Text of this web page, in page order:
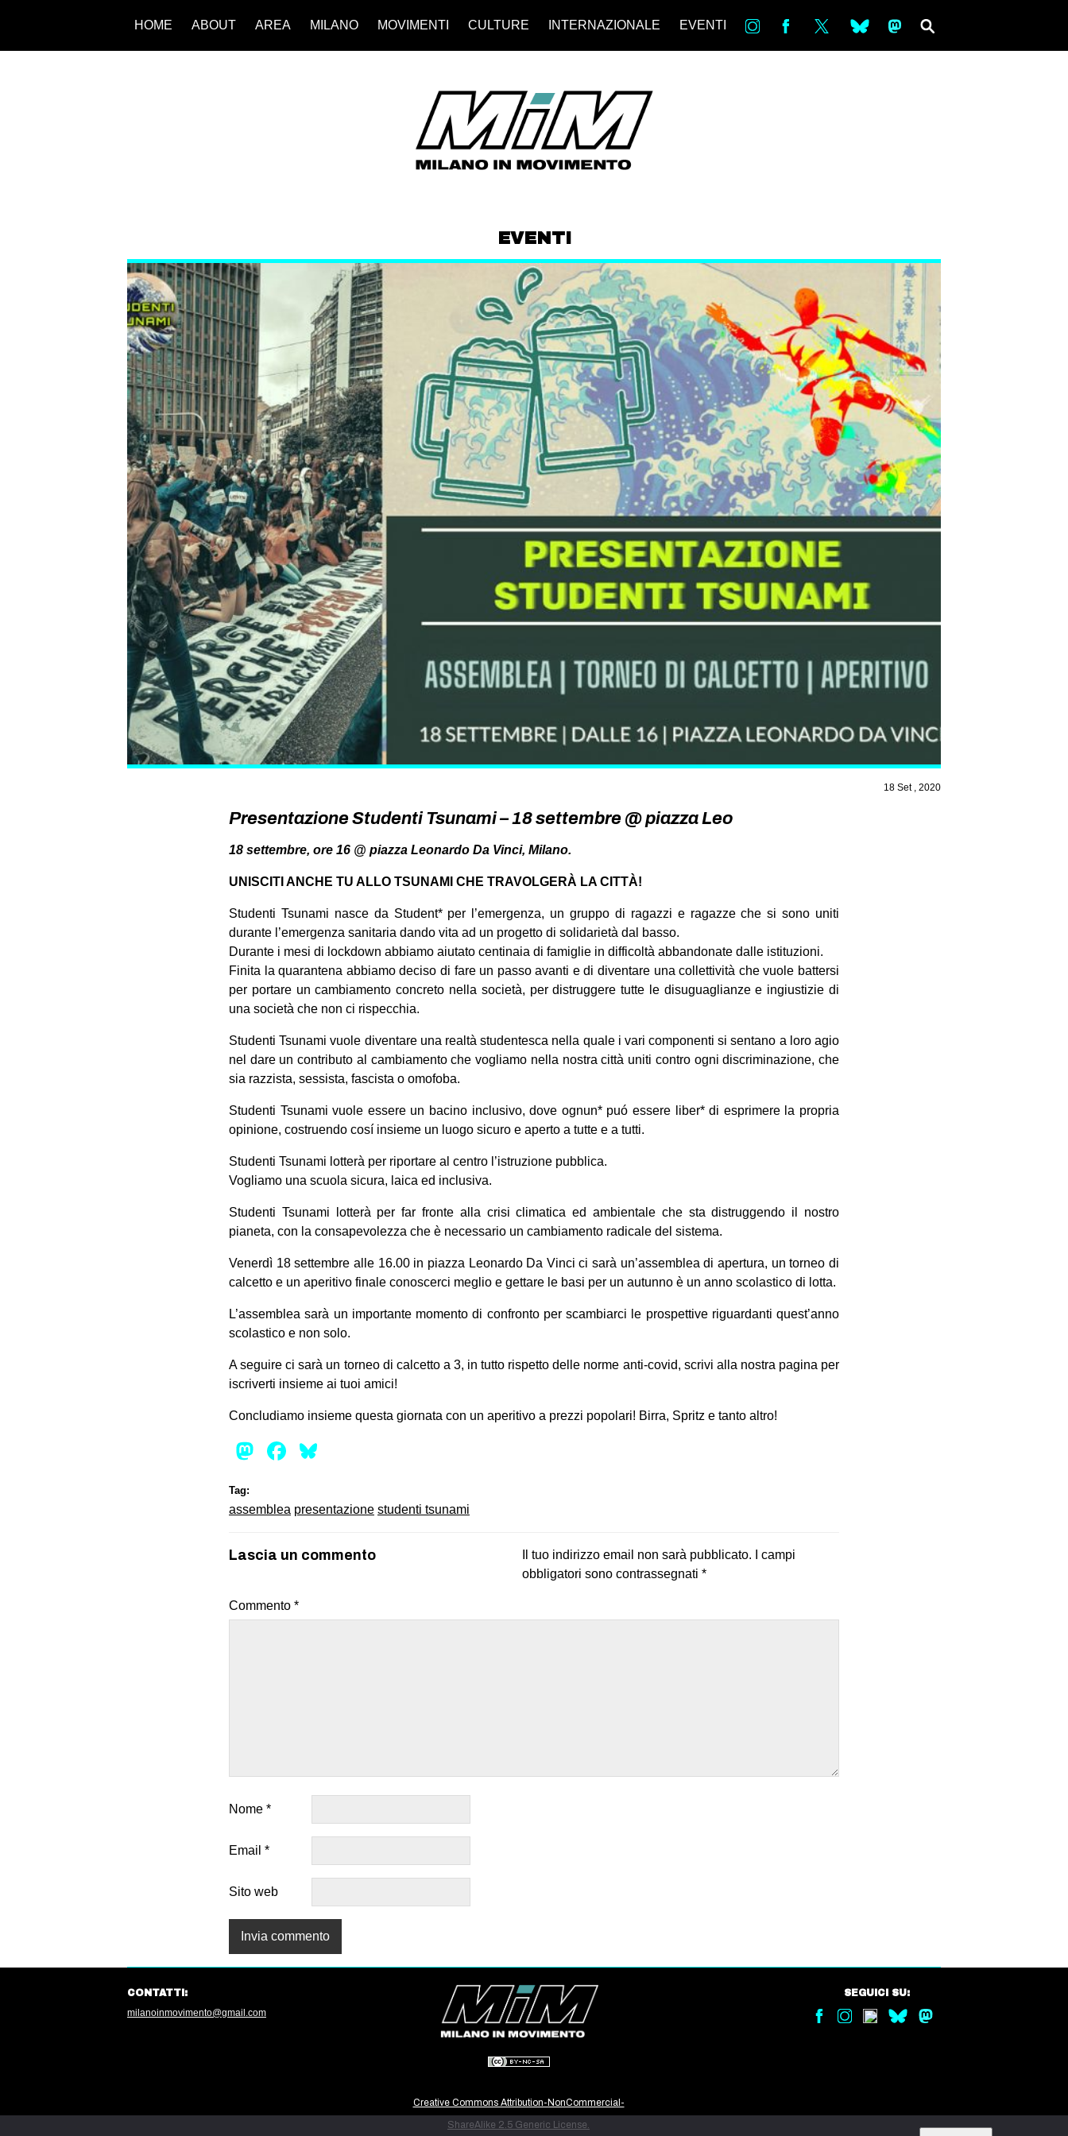
HOME ABOUT AREA MILANO MOVIMENTI CULTURE INTERNAZIONALE EVENTI in bsky ms
EVENTI
18 Set , 2020
Presentazione Studenti Tsunami – 18 settembre @ piazza Leo
18 settembre, ore 16 @ piazza Leonardo Da Vinci, Milano.
UNISCITI ANCHE TU ALLO TSUNAMI CHE TRAVOLGERÀ LA CITTÀ!
Studenti Tsunami nasce da Student* per l’emergenza, un gruppo di ragazzi e ragazze che si sono uniti
durante l’emergenza sanitaria dando vita ad un progetto di solidarietà dal basso.
Durante i mesi di lockdown abbiamo aiutato centinaia di famiglie in difficoltà abbandonate dalle istituzioni.
Finita la quarantena abbiamo deciso di fare un passo avanti e di diventare una collettività che vuole battersi
per portare un cambiamento concreto nella società, per distruggere tutte le disuguaglianze e ingiustizie di
una società che non ci rispecchia.
Studenti Tsunami vuole diventare una realtà studentesca nella quale i vari componenti si sentano a loro agio
nel dare un contributo al cambiamento che vogliamo nella nostra città uniti contro ogni discriminazione, che
sia razzista, sessista, fascista o omofoba.
Studenti Tsunami vuole essere un bacino inclusivo, dove ognun* puó essere liber* di esprimere la propria
opinione, costruendo cosí insieme un luogo sicuro e aperto a tutte e a tutti.
Studenti Tsunami lotterà per riportare al centro l’istruzione pubblica.
Vogliamo una scuola sicura, laica ed inclusiva.
Studenti Tsunami lotterà per far fronte alla crisi climatica ed ambientale che sta distruggendo il nostro
pianeta, con la consapevolezza che è necessario un cambiamento radicale del sistema.
Venerdì 18 settembre alle 16.00 in piazza Leonardo Da Vinci ci sarà un’assemblea di apertura, un torneo di
calcetto e un aperitivo finale conoscerci meglio e gettare le basi per un autunno è un anno scolastico di lotta.
L’assemblea sarà un importante momento di confronto per scambiarci le prospettive riguardanti quest’anno
scolastico e non solo.
A seguire ci sarà un torneo di calcetto a 3, in tutto rispetto delle norme anti-covid, scrivi alla nostra pagina per
iscriverti insieme ai tuoi amici!
Concludiamo insieme questa giornata con un aperitivo a prezzi popolari! Birra, Spritz e tanto altro!
Mastodon
Facebook
Tag:
assemblea presentazione studenti tsunami
Lascia un commento Il tuo indirizzo email non sarà pubblicato.
I campi
obbligatori sono contrassegnati *
Commento *
Nome *
Email *
Sito web
Creative Commons Attribution-NonCommercial-
ShareAlike 2.5 Generic License.
CONTATTI:
milanoinmovimento@gmail.com
SEGUICI SU: